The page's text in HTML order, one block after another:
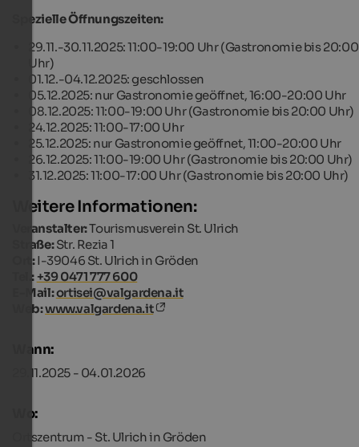
Spezielle Öffnungszeiten:
29.11.-30.11.2025: 11:00-19:00 Uhr (Gastronomie bis 20:00
Uhr)
01.12.-04.12.2025: geschlossen
05.12.2025: nur Gastronomie geöffnet, 16:00-20:00 Uhr
08.12.2025: 11:00-19:00 Uhr (Gastronomie bis 20:00 Uhr)
24.12.2025: 11:00-17:00 Uhr
25.12.2025: nur Gastronomie geöffnet, 11:00-20:00 Uhr
26.12.2025: 11:00-19:00 Uhr (Gastronomie bis 20:00 Uhr)
31.12.2025: 11:00-17:00 Uhr (Gastronomie bis 20:00 Uhr)
Weitere Informationen:
Veranstalter:Tourismusverein St. Ulrich
Straße:Str. Rezia 1
Ort:I-39046 St. Ulrich in Gröden
Tel.: +39 0471 777 600
E-Mail:ortisei@valgardena.it
Web:www.valgardena.it
Wann:
29.11.2025 - 04.01.2026
Wo:
Ortszentrum - St. Ulrich in Gröden